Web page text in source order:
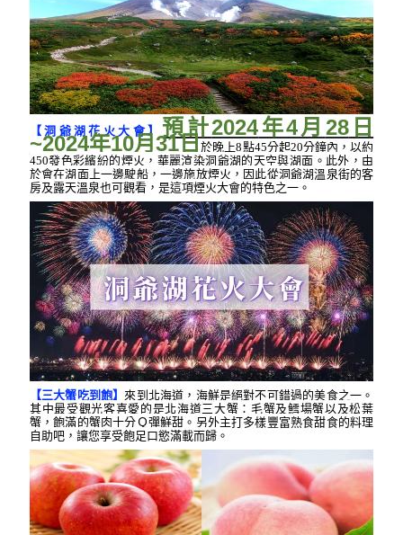
【洞爺湖花火大會】 預計2024年4月 28日
~2024年10月31日於晚上8點45分起20分鐘內，以約
450發色彩繽紛的煙火，華麗渲染洞爺湖的天空與湖面。此外，由
於會在湖面上一邊駛船，一邊施放煙火，因此從洞爺湖溫泉街的客
房及露天溫泉也可觀看，是這項煙火大會的特色之一。
【三大蟹吃到飽】 來到北海道，海鮮是絕對不可錯過的美食之一。
其中最受觀光客喜愛的是北海道三大蟹：毛蟹及鱈場蟹以及松葉
蟹，飽滿的蟹肉十分Ｑ彈鮮甜。另外主打多樣豐富熟食甜食的料理
自助吧，讓您享受飽足口慾滿載而歸。